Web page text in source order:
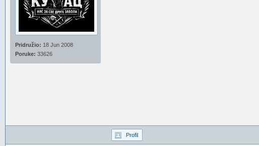
Pridružio: 18 Jun 2008
Poruke: 33626
Profil